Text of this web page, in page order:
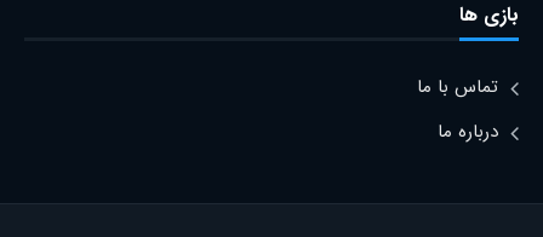
بازی ها
تماس با ما
درباره ما